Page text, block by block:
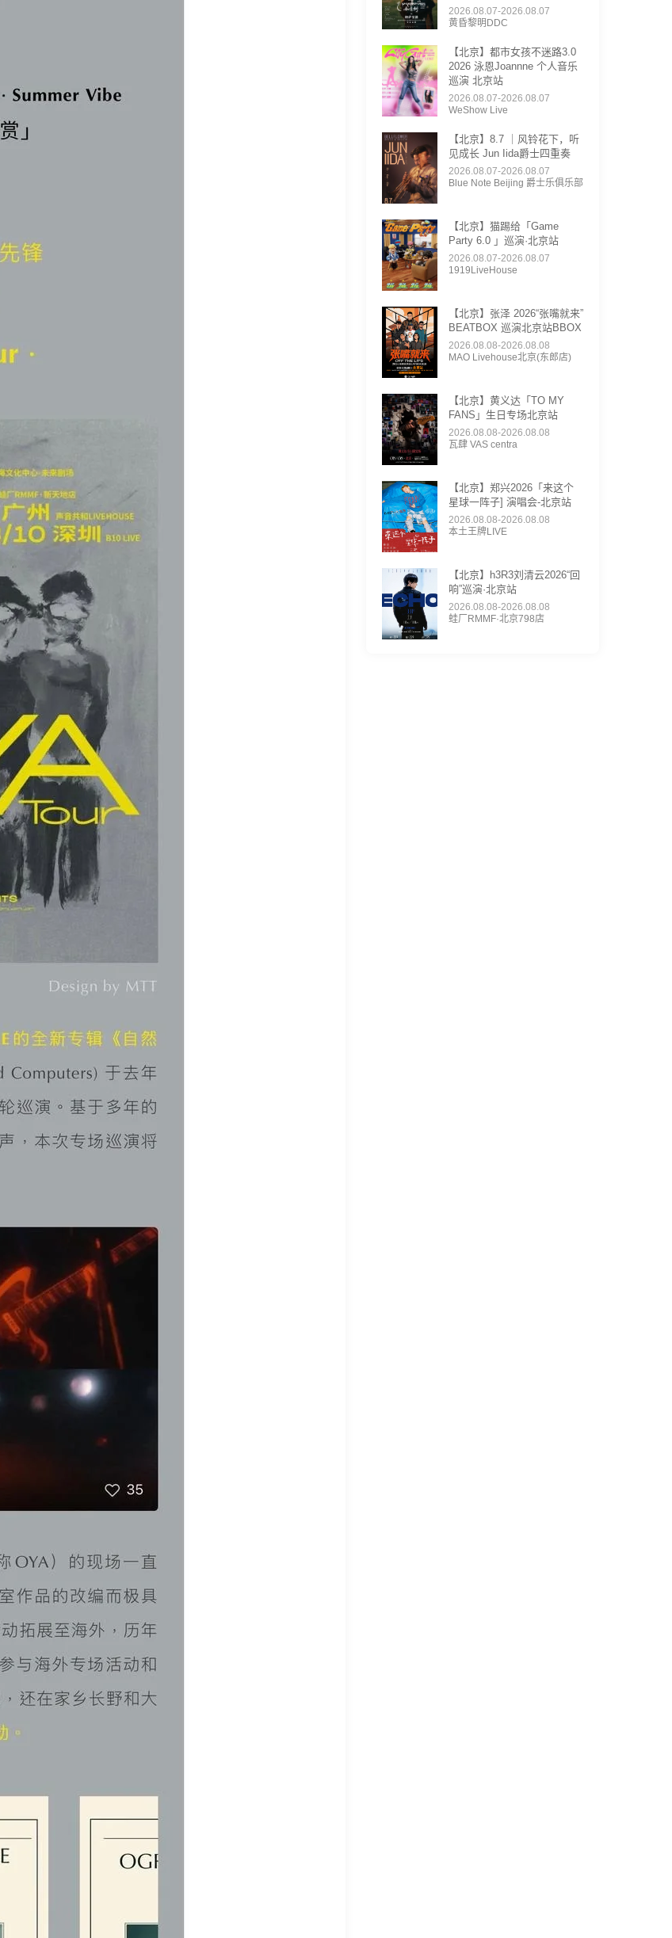
2026.08.07-2026.08.07
黄昏黎明DDC
【北京】都市女孩不迷路3.0
2026 泳恩Joannne 个人音乐
巡演 北京站
2026.08.07-2026.08.07
WeShow Live
【北京】8.7 ｜风铃花下，听
见成长 Jun Iida爵士四重奏
2026.08.07-2026.08.07
Blue Note Beijing 爵士乐俱乐部
【北京】猫踢给「Game
Party 6.0 」巡演·北京站
2026.08.07-2026.08.07
1919LiveHouse
【北京】张泽 2026“张嘴就来”
BEATBOX 巡演北京站BBOX
2026.08.08-2026.08.08
MAO Livehouse北京(东郎店)
【北京】黄义达「TO MY
FANS」生日专场北京站
2026.08.08-2026.08.08
瓦肆 VAS centra
【北京】郑兴2026「来这个
星球一阵子] 演唱会-北京站
2026.08.08-2026.08.08
本土王牌LIVE
【北京】h3R3刘清云2026“回
响”巡演·北京站
2026.08.08-2026.08.08
蛙厂RMMF·北京798店